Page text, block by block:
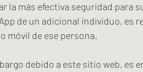
la más efectiva seguridad para
de un adicional individuo, es
móvil de ese persona.
debido a este sitio web, es